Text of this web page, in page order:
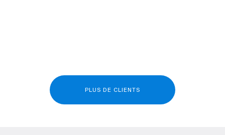
PLUS DE CLIENTS